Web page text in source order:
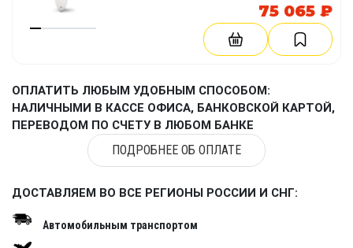
75 065 ₽
ОПЛАТИТЬ ЛЮБЫМ УДОБНЫМ СПОСОБОМ:
НАЛИЧНЫМИ В КАССЕ ОФИСА, БАНКОВСКОЙ КАРТОЙ,
ПЕРЕВОДОМ ПО СЧЕТУ В ЛЮБОМ БАНКЕ
ПОДРОБНЕЕ ОБ ОПЛАТЕ
ДОСТАВЛЯЕМ ВО ВСЕ РЕГИОНЫ РОССИИ И СНГ:
Автомобильным транспортом